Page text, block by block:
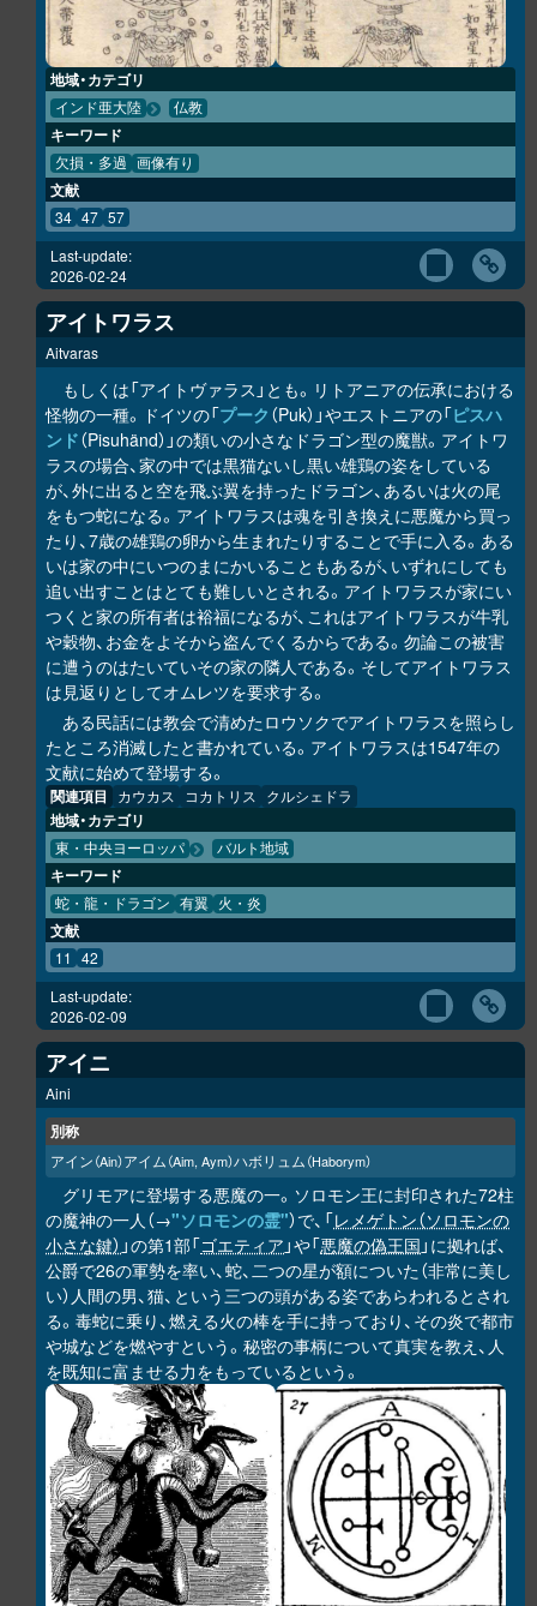
地域・カテゴリ
インド亜大陸 仏教
キーワード
欠損・多過 画像有り
文献
34 47 57
Last-update:
2026-02-24
アイトワラス
Aitvaras
もしくは「アイトヴァラス」とも。リトアニアの伝承における
怪物の一種。ドイツの「プーク （Puk）」やエストニアの「ピスハ
ンド（Pisuhänd）」の類いの小さなドラゴン型の魔獣。アイトワ
ラスの場合、家の中では黒猫ないし黒い雄鶏の姿をしている
が、外に出ると空を飛ぶ翼を持ったドラゴン、あるいは火の尾
をもつ蛇になる。アイトワラスは魂を引き換えに悪魔から買っ
たり、7歳の雄鶏の卵から生まれたりすることで手に入る。ある
いは家の中にいつのまにかいることもあるが、いずれにしても
追い出すことはとても難しいとされる。アイトワラスが家にい
つくと家の所有者は裕福になるが、これはアイトワラスが牛乳
や穀物、お金をよそから盗んでくるからである。勿論この被害
に遭うのはたいていその家の隣人である。そしてアイトワラス
は見返りとしてオムレツを要求する。
ある民話には教会で清めたロウソクでアイトワラスを照らし
たところ消滅したと書かれている。アイトワラスは1547年の
文献に始めて登場する。
関連項目 カウカス コカトリス クルシェドラ
地域・カテゴリ
東・中央ヨーロッパ バルト地域
キーワード
蛇・龍・ドラゴン 有翼 火・炎
文献
11 42
Last-update:
2026-02-09
アイニ
Aini
別称
アイン（Ain）アイム（Aim, Aym）ハボリュム（Haborym）
グリモアに登場する悪魔の一。ソロモン王に封印された72柱
の魔神の一人（→"ソロモンの霊"）で、「レメゲトン（ソロモンの
小さな鍵） 」の第1部「ゴエティア 」や「悪魔の偽王国 」に拠れば、
公爵で26の軍勢を率い、蛇、二つの星が額についた（非常に美し
い）人間の男、猫、という三つの頭がある姿であらわれるとされ
る。毒蛇に乗り、燃える火の棒を手に持っており、その炎で都市
や城などを燃やすという。秘密の事柄について真実を教え、人
を既知に富ませる力をもっているという。